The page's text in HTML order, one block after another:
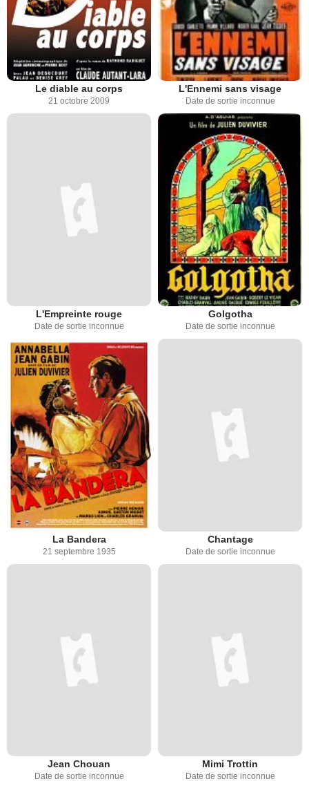
Le diable au corps
21 octobre 2009
L'Ennemi sans visage
Date de sortie inconnue
L'Empreinte rouge
Date de sortie inconnue
Golgotha
Date de sortie inconnue
La Bandera
21 septembre 1935
Chantage
Date de sortie inconnue
Jean Chouan
Date de sortie inconnue
Mimi Trottin
Date de sortie inconnue